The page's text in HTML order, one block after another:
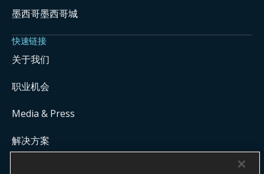
墨西哥墨西哥城
快速链接
关于我们
职业机会
Media & Press
解决方案